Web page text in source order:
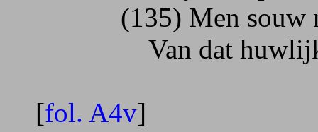
(135) Men souw
Van dat huwlijk,
[fol. A4v]